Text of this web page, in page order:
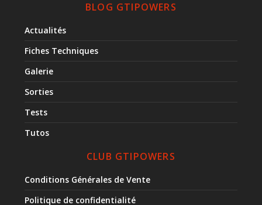
BLOG GTIPOWERS
Actualités
Fiches Techniques
Galerie
Sorties
Tests
Tutos
CLUB GTIPOWERS
Conditions Générales de Vente
Politique de confidentialité